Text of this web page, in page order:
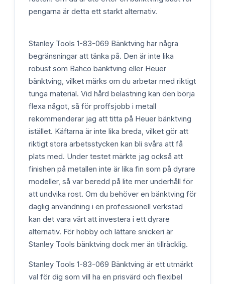
pengarna är detta ett starkt alternativ.
Stanley Tools 1-83-069 Bänktving har några
begränsningar att tänka på. Den är inte lika
robust som Bahco bänktving eller Heuer
bänktving, vilket märks om du arbetar med riktigt
tunga material. Vid hård belastning kan den börja
flexa något, så för proffsjobb i metall
rekommenderar jag att titta på Heuer bänktving
istället. Käftarna är inte lika breda, vilket gör att
riktigt stora arbetsstycken kan bli svåra att få
plats med. Under testet märkte jag också att
finishen på metallen inte är lika fin som på dyrare
modeller, så var beredd på lite mer underhåll för
att undvika rost. Om du behöver en bänktving för
daglig användning i en professionell verkstad
kan det vara värt att investera i ett dyrare
alternativ. För hobby och lättare snickeri är
Stanley Tools bänktving dock mer än tillräcklig.
Stanley Tools 1-83-069 Bänktving är ett utmärkt
val för dig som vill ha en prisvärd och flexibel